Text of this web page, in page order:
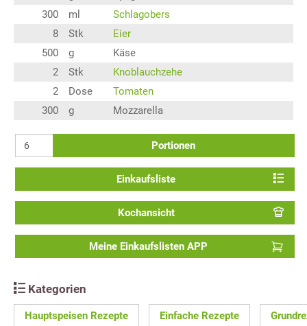
300
ml
Schlagobers
8
Stk
Eier
500
g
Käse
2
Stk
Knoblauchzehe
2
Dose
Tomaten
300
g Mozzarella
Portionen
Einkaufsliste
Kochansicht
Meine Einkaufslisten APP
Kategorien
Hauptspeisen Rezepte Einfache Rezepte